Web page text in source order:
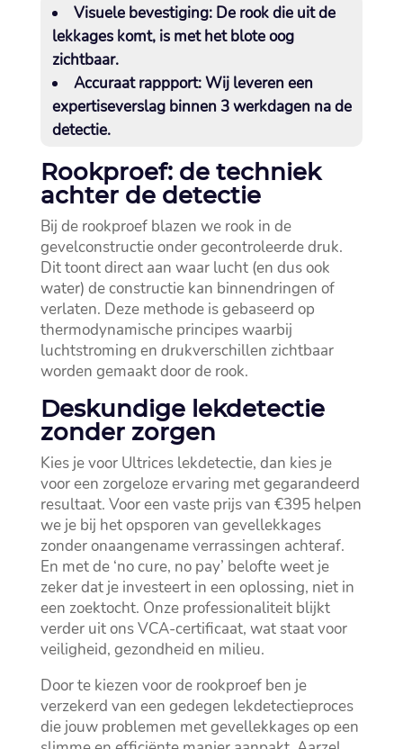
Visuele bevestiging:De rook die uit de
lekkages komt, is met het blote oog
zichtbaar.​
Accuraat rappport:Wij leveren een
expertiseverslag binnen 3 werkdagen na de
detectie.​
Rookproef: de techniek
achter de detectie
Bij de rookproef blazen we rook in de
gevelconstructie onder gecontroleerde druk.​
Dit toont direct aan waar lucht (en dus ook
water) de constructie kan binnendringen of
verlaten.​ Deze methode is gebaseerd op
thermodynamische principes waarbij
luchtstroming en drukverschillen zichtbaar
worden gemaakt door de rook.​
Deskundige lekdetectie
zonder zorgen
Kies je voor Ultrices lekdetectie, dan kies je
voor een zorgeloze ervaring met gegarandeerd
resultaat.​ Voor een vaste prijs van €395 helpen
we je bij het opsporen van gevellekkages
zonder onaangename verrassingen achteraf.​
En met de ‘no cure, no pay’ belofte weet je
zeker dat je investeert in een oplossing, niet in
een zoektocht.​ Onze professionaliteit blijkt
verder uit ons VCA-certificaat, wat staat voor
veiligheid, gezondheid en milieu.​
Door te kiezen voor de rookproef ben je
verzekerd van een gedegen lekdetectieproces
die jouw problemen met gevellekkages op een